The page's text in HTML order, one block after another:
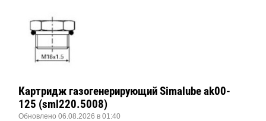
Картридж газогенерирующий Simalube ak00-
125 (sml220.5008)
Обновлено 06.08.2026 в 01:40